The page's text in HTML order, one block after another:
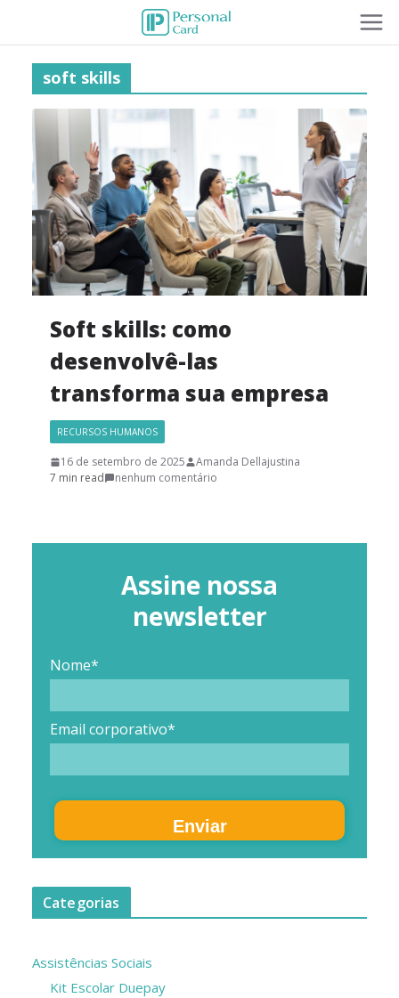
soft skills
Soft skills: como
desenvolvê-las
transforma sua empresa
RECURSOS HUMANOS
16 de setembro de 2025
Amanda Dellajustina
7 min read
nenhum comentário
Assine nossa
newsletter
Nome*
Email corporativo*
Enviar
Categorias
Assistências Sociais
Kit Escolar Duepay